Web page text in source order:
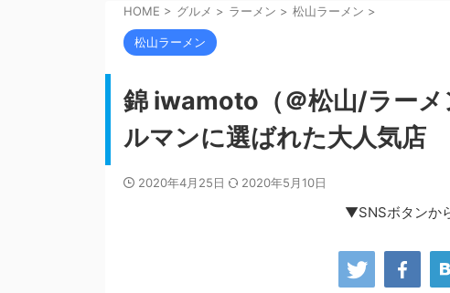
HOME > グルメ > ラーメン > 松山ラーメン >
松山ラーメン
錦 iwamoto（＠松山/ラー
ルマンに選ばれた大人気店
2020年4月25日 2020年5月10日
▼SNSボタンか